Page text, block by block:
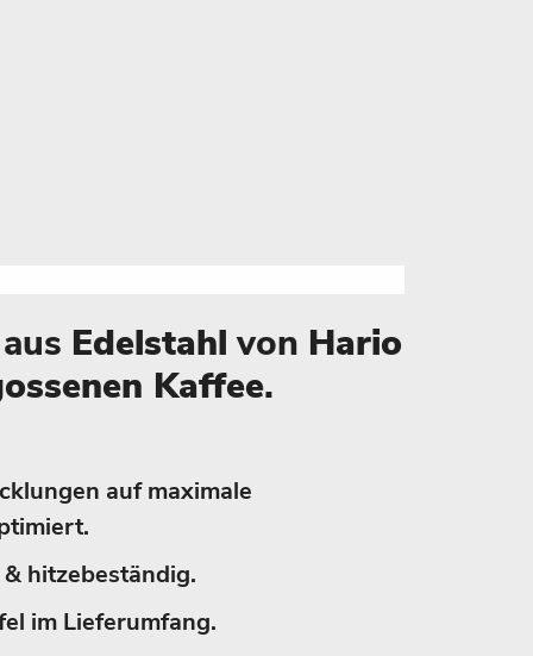
aus Edelstahlvon Hario
Kaffee.
auf maximale
hitzebeständig.
im Lieferumfang.